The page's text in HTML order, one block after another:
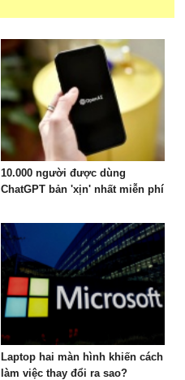
10.000 người được dùng
ChatGPT bản 'xịn' nhất miễn phí
Laptop hai màn hình khiến cách
làm việc thay đổi ra sao?